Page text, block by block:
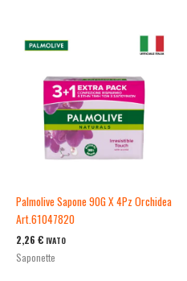
Palmolive Sapone 90G X 4Pz Orchidea
Art.61047820
2,26 € IVATO
Saponette